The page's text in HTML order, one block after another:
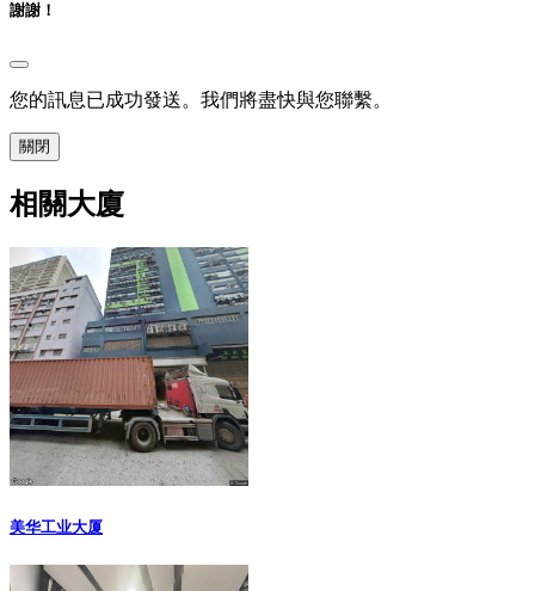
謝謝！
您的訊息已成功發送。我們將盡快與您聯繫。
關閉
相關大廈
美华工业大厦